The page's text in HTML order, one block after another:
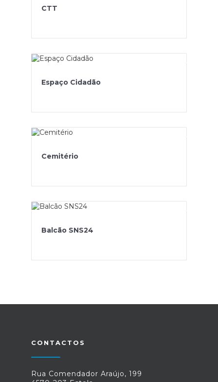
CTT
Espaço Cidadão
Cemitério
Balcão SNS24
CONTACTOS
Rua Comendador Araújo, 199